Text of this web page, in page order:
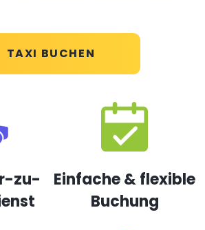
TAXI BUCHEN
zu-
Einfache & flexible
Buchung